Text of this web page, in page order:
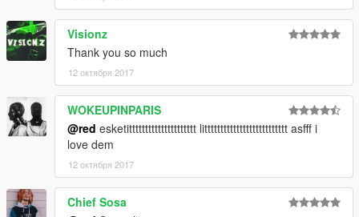
Visionz
Thank you so much
12 октября 2017
WOKEUPINPARIS
@red esketittttttttttttttttttttt litttttttttttttttttttttttttt asfff i
love dem
12 октября 2017
Chief Sosa